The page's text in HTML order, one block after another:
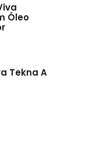
Óleo
Tekna A